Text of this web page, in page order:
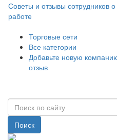
Советы и отзывы сотрудников о
работе
Торговые сети
Все категории
Добавьте новую
отзыв
Поиск